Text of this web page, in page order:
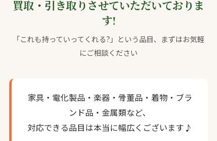
買取・引き取りさせていただいておりま
す!
「これも持っていってくれる?」という品目、まずはお気軽
にご相談ください
家具・電化製品・楽器・骨董品・着物・ブラ
ンド品・金属類など、
対応できる品目は本当に幅広くございます♪